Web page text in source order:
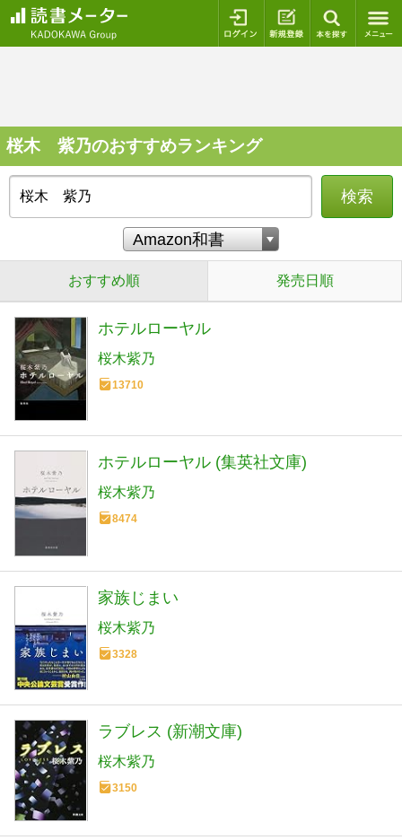
ログイン 新規登録
桜木 紫乃のおすすめランキング
検索
おすすめ順 発売日順
ホテルローヤル
桜木紫乃
13710
ホテルローヤル (集英社文庫)
桜木紫乃
8474
家族じまい
桜木紫乃
3328
ラブレス (新潮文庫)
桜木紫乃
3150